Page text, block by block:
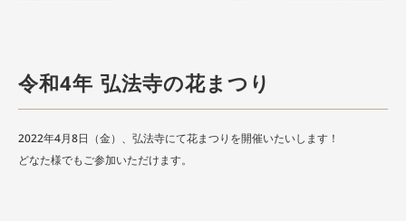
令和4年 弘法寺の花まつり
2022年4月8日（金）、弘法寺にて花まつりを開催いたいします！
どなた様でもご参加いただけます。